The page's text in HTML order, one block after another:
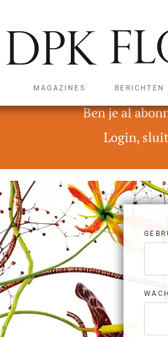
MAGAZINES BERICHTEN
Deze content is alleen
Ben je al
Login,